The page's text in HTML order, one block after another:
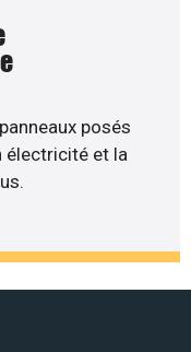
posés
électricité et la